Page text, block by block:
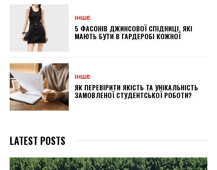
ІНШЕ
5 ФАСОНІВ ДЖИНСОВОЇ СПІДНИЦІ, ЯКІ
МАЮТЬ БУТИ В ГАРДЕРОБІ КОЖНОЇ
ІНШЕ
ЯК ПЕРЕВІРИТИ ЯКІСТЬ ТА УНІКАЛЬНІСТЬ
ЗАМОВЛЕНОЇ СТУДЕНТСЬКОЇ РОБОТИ?
LATEST POSTS